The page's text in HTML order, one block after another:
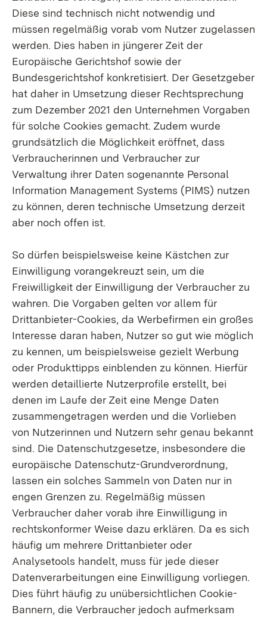
Diese sind technisch nicht notwendig und
müssen regelmäßig vorab vom Nutzer zugelassen
werden. Dies haben in jüngerer Zeit der
Europäische Gerichtshof sowie der
Bundesgerichtshof konkretisiert. Der Gesetzgeber
hat daher in Umsetzung dieser Rechtsprechung
zum Dezember 2021 den Unternehmen Vorgaben
für solche Cookies gemacht. Zudem wurde
grundsätzlich die Möglichkeit eröffnet, dass
Verbraucherinnen und Verbraucher zur
Verwaltung ihrer Daten sogenannte Personal
Information Management Systems (PIMS) nutzen
zu können, deren technische Umsetzung derzeit
aber noch offen ist.
So dürfen beispielsweise keine Kästchen zur
Einwilligung vorangekreuzt sein, um die
Freiwilligkeit der Einwilligung der Verbraucher zu
wahren. Die Vorgaben gelten vor allem für
Drittanbieter-Cookies, da Werbefirmen ein großes
Interesse daran haben, Nutzer so gut wie möglich
zu kennen, um beispielsweise gezielt Werbung
oder Produkttipps einblenden zu können. Hierfür
werden detaillierte Nutzerprofile erstellt, bei
denen im Laufe der Zeit eine Menge Daten
zusammengetragen werden und die Vorlieben
von Nutzerinnen und Nutzern sehr genau bekannt
sind. Die Datenschutzgesetze, insbesondere die
europäische Datenschutz-Grundverordnung,
lassen ein solches Sammeln von Daten nur in
engen Grenzen zu. Regelmäßig müssen
Verbraucher daher vorab ihre Einwilligung in
rechtskonformer Weise dazu erklären. Da es sich
häufig um mehrere Drittanbieter oder
Analysetools handelt, muss für jede dieser
Datenverarbeitungen eine Einwilligung vorliegen.
Dies führt häufig zu unübersichtlichen Cookie-
Bannern, die Verbraucher jedoch aufmerksam